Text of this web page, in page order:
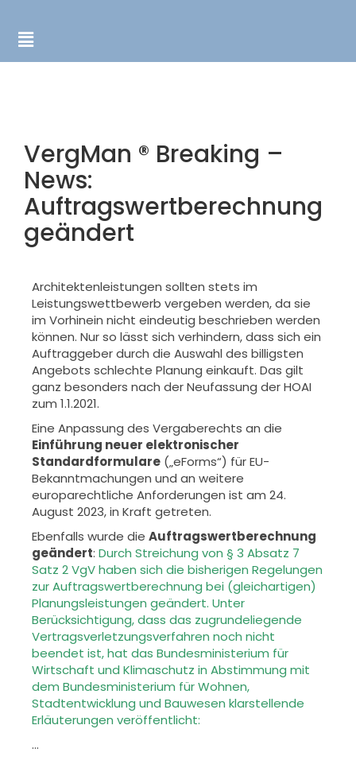
VergMan ® Breaking –
News:
Auftragswertberechnung
geändert
Architektenleistungen sollten stets im
Leistungswettbewerb vergeben werden, da sie
im Vorhinein nicht eindeutig beschrieben werden
können. Nur so lässt sich verhindern, dass sich ein
Auftraggeber durch die Auswahl des billigsten
Angebots schlechte Planung einkauft. Das gilt
ganz besonders nach der Neufassung der HOAI
zum 1.1.2021.
Eine Anpassung des Vergaberechts an die
Einführung neuer elektronischer
Standardformulare („eForms“) für EU-
Bekanntmachungen und an weitere
europarechtliche Anforderungen ist am 24.
August 2023, in Kraft getreten.
Ebenfalls wurde die Auftragswertberechnung
geändert: Durch Streichung von § 3 Absatz 7
Satz 2 VgV haben sich die bisherigen Regelungen
zur Auftragswertberechnung bei (gleichartigen)
Planungsleistungen geändert. Unter
Berücksichtigung, dass das zugrundeliegende
Vertragsverletzungsverfahren noch nicht
beendet ist, hat das Bundesministerium für
Wirtschaft und Klimaschutz in Abstimmung mit
dem Bundesministerium für Wohnen,
Stadtentwicklung und Bauwesen klarstellende
Erläuterungen veröffentlicht:
…